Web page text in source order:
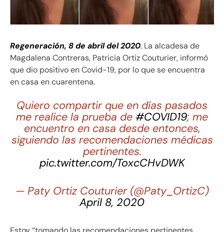
Regeneración, 8 de abril del 2020. La alcadesa de
Magdalena Contreras, Patricia Ortiz Couturier, informó
que dio positivo en Covid-19, por lo que se encuentra
en casa en cuarentena.
Quiero compartir que en días pasados
me realice la prueba de #COVID19; me
encuentro en casa desde entonces,
siguiendo las recomendaciones médicas
pertinentes.
pic.twitter.com/ToxcCHvDWK
— Paty Ortiz Couturier (@Paty_OrtizC)
April 8, 2020